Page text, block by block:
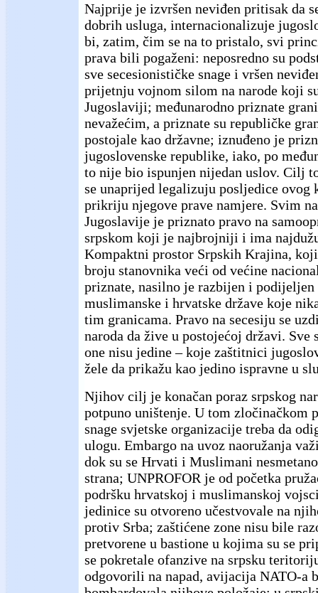
Najprije je izvršen neviđen pritisak da
dobrih usluga, internacionalizuje
bi, zatim, čim se na to pristalo, svi
prava bili pogaženi: neposredno su
sve secesionističke snage i vršen
prijetnju vojnom silom na narode koji
Jugoslaviji; međunarodno priznate
nevažećim, a priznate su republičke
postojale kao državne; iznuđeno je
jugoslovenske republike, iako, po
to nije bio ispunjen nijedan uslov. Cilj
se unaprijed legalizuju posljedice
prikriju njegove prave namjere. Svim
Jugoslavije je priznato pravo na
srpskom koji je najbrojniji i ima
Kompaktni prostor Srpskih Krajina,
broju stanovnika veći od većine
priznate, nasilno je razbijen i podijeljen
muslimanske i hrvatske države koje
tim granicama. Pravo na secesiju se
naroda da žive u postojećoj državi. Sve
one nisu jedine – koje zaštitnici
žele da prikažu kao jedino ispravne u
Njihov cilj je konačan poraz srpskog
potpuno uništenje. U tom zločinačkom
snage svjetske organizacije treba da
ulogu. Embargo na uvoz naoružanja
dok su se Hrvati i Muslimani
strana; UNPROFOR je od početka
podršku hrvatskoj i muslimanskoj
jedinice su otvoreno učestvovale na
protiv Srba; zaštićene zone nisu bile
pretvorene u bastione u kojima su se
se pokretale ofanzive na srpsku
odgovorili na napad, avijacija NATO-a